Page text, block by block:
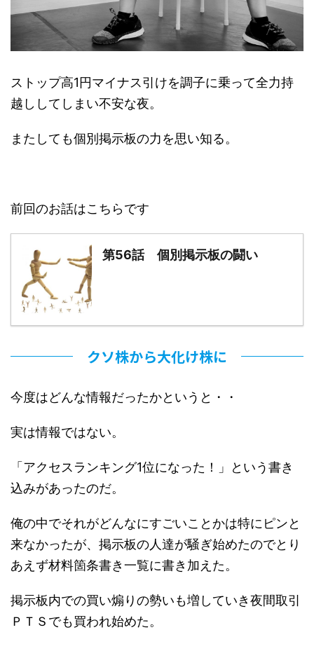
ストップ高1円マイナス引けを調子に乗って全力持
越ししてしまい不安な夜。
またしても個別掲示板の力を思い知る。
前回のお話はこちらです
第56話 個別掲示板の闘い
クソ株から大化け株に
今度はどんな情報だったかというと・・
実は情報ではない。
「アクセスランキング1位になった！」という書き
込みがあったのだ。
俺の中でそれがどんなにすごいことかは特にピンと
来なかったが、掲示板の人達が騒ぎ始めたのでとり
あえず材料箇条書き一覧に書き加えた。
掲示板内での買い煽りの勢いも増していき夜間取引
ＰＴＳでも買われ始めた。